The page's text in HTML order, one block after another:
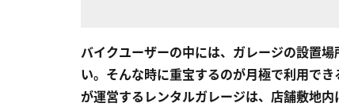
バイクユーザーの中には、ガレージの設置
い。そんな時に重宝するのが月極で利用で
が運営するレンタルガレージは、店舗敷地